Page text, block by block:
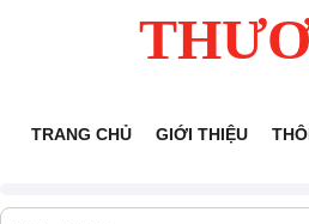
TRANG CHỦ GIỚI THIỆU